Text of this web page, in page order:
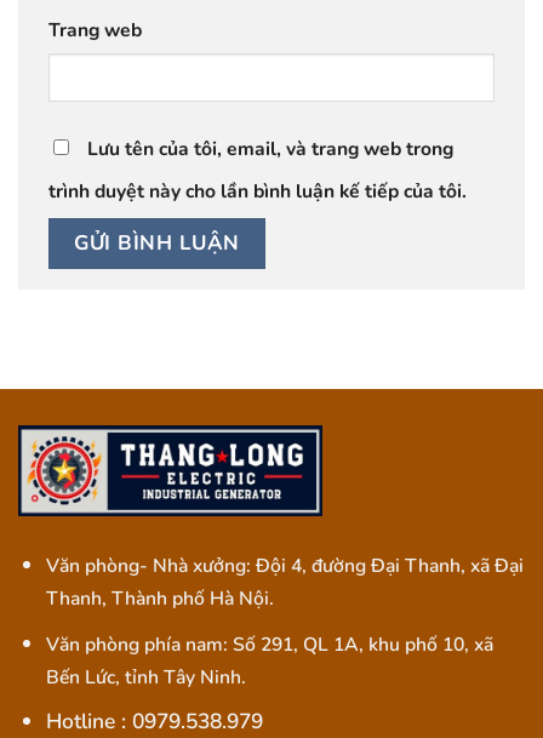
Trang web
Lưu tên của tôi, email, và trang web trong
trình duyệt này cho lần bình luận kế tiếp của tôi.
Văn phòng- Nhà xưởng: Đội 4, đường Đại Thanh, xã Đại
Thanh, Thành phố Hà Nội.
Văn phòng phía nam: Số 291, QL 1A, khu phố 10, xã
Bến Lức, tỉnh Tây Ninh.
Hotline : 0979.538.979